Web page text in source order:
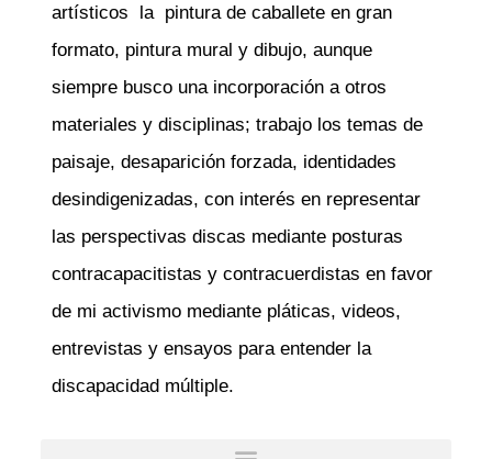
artísticos la pintura de caballete en gran
formato, pintura mural y dibujo, aunque
siempre busco una incorporación a otros
materiales y disciplinas; trabajo los temas de
paisaje, desaparición forzada, identidades
desindigenizadas, con interés en representar
las perspectivas discas mediante posturas
contracapacitistas y contracuerdistas en favor
de mi activismo mediante pláticas, videos,
entrevistas y ensayos para entender la
discapacidad múltiple.